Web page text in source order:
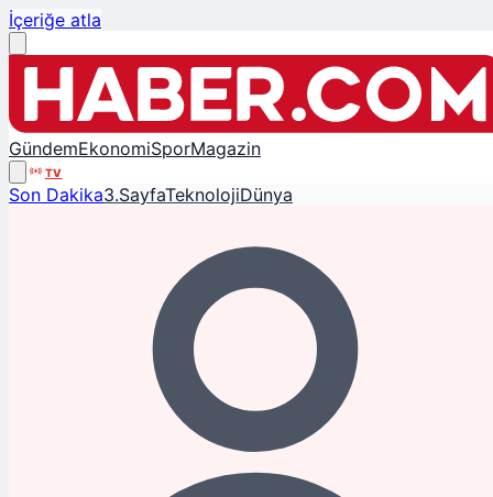
İçeriğe atla
GündemEkonomiSporMagazin
TV
Son Dakika3.SayfaTeknolojiDünya